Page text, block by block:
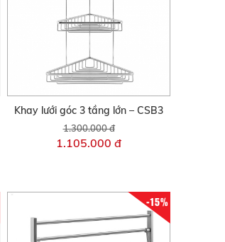
Khay lưới góc 3 tầng lớn – CSB3
1.300.000 đ
1.105.000 đ
-15%